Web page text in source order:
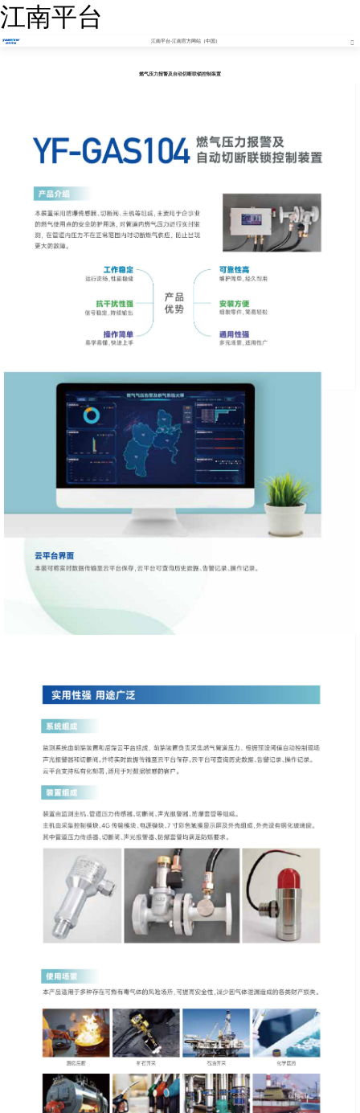
江南平台
江南平台-江南官方网站（中国）
燃气压力报警及自动切断联锁控制装置